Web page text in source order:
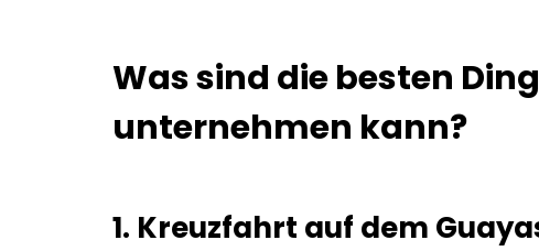
Was sind die besten
unternehmen kann?
1. Kreuzfahrt auf dem